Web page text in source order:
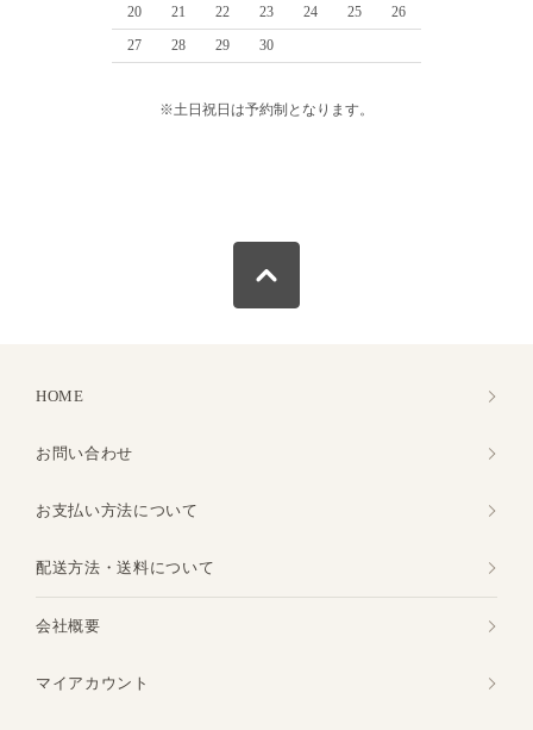
20
21 22 23 24 25
26
27
28 29 30
※土日祝日は予約制となります。
HOME
お問い合わせ
お支払い方法について
配送方法・送料について
会社概要
マイアカウント